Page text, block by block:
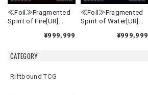
CATEGORY
Riftbound TCG
≪Foil≫Fragmented
Spirit of Fire[UR]
¥999,999
≪Foil≫Fragmented
Spirit of Water[UR]
¥999,999